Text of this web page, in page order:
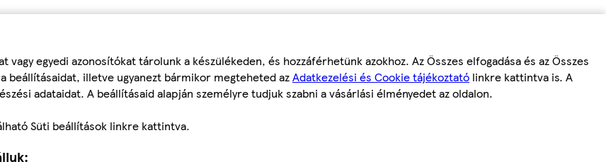
egyedi azonosítókat tárolunk a készülékeden, és hozzáférhetünk azokhoz. Az Összes elfogadása és az Összes
beállításaidat, illetve ugyanezt bármikor megteheted azAdatkezelési és Cookie tájékoztató linkre kattintva is. A
adataidat. A beállításaid alapján személyre tudjuk szabni a vásárlási élményedet az oldalon.
Süti beállítások linkre kattintva.